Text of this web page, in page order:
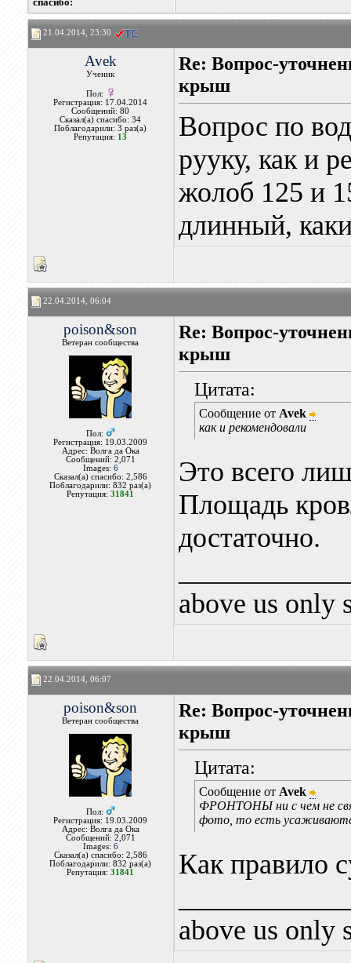
21.04.2014, 23:30
Avek
Ученик
Пол:
Регистрация: 17.04.2014
Сообщений: 80
Сказал(а) спасибо: 34
Поблагодарили: 3 раз(а)
Репутация: 13
Re: Вопрос-
крыш
Вопрос по
рууку, как и
жолоб 125 и
длинный,
22.04.2014, 06:04
poison&son
Ветеран сообщества
Пол:
Регистрация: 19.03.2009
Адрес: Волга да Ока
Сообщений: 2,071
Images: 6
Сказал(а) спасибо: 2,586
Поблагодарили: 832 раз(а)
Репутация:31841
Re: Вопрос-
крыш
Цитата:
Сообщение от Avek
как и рекомендовали
Это всего
Площадь
достаточно.
above us only
22.04.2014, 06:07
poison&son
Ветеран сообщества
Пол:
Регистрация: 19.03.2009
Адрес: Волга да Ока
Сообщений: 2,071
Images: 6
Сказал(а) спасибо: 2,586
Поблагодарили: 832 раз(а)
Репутация:31841
Re: Вопрос-
крыш
Цитата:
Сообщение от Avek
ФРОНТОНЫ ни с чем не
фото, то есть
Как правило
above us only